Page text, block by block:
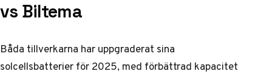
vs Biltema
Båda tillverkarna har uppgraderat sina
solcellsbatterier för 2025, med förbättrad kapacitet